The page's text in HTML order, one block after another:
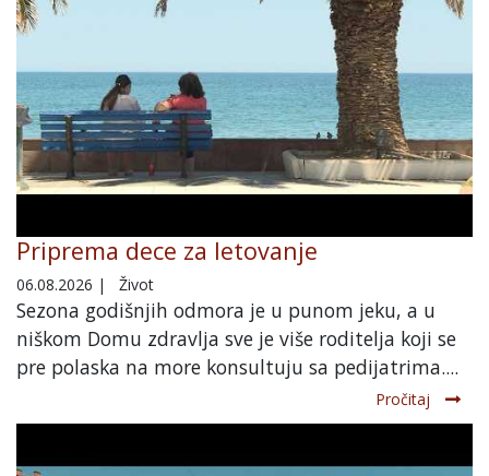
Priprema dece za letovanje
06.08.2026 | Život
Sezona godišnjih odmora je u punom jeku, a u
niškom Domu zdravlja sve je više roditelja koji se
pre polaska na more konsultuju sa pedijatrima....
Pročitaj